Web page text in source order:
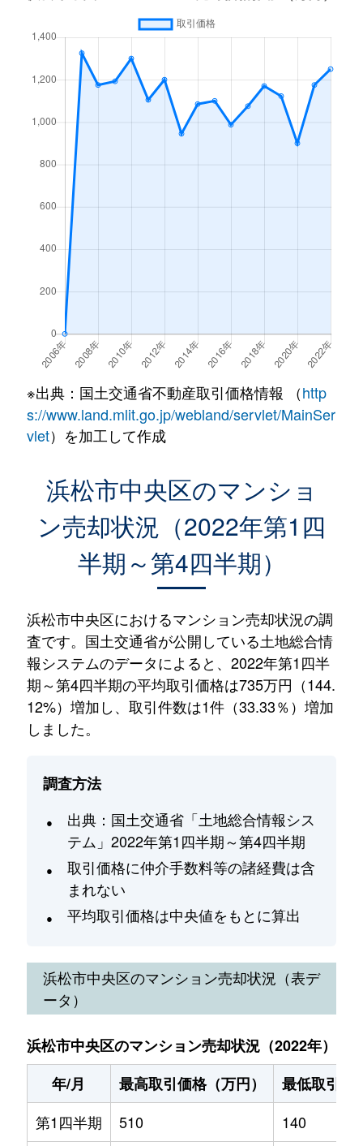
※出典：国土交通省不動産取引価格情報 （http
s://www.land.mlit.go.jp/webland/servlet/MainSer
vlet）を加工して作成
浜松市中央区のマンショ
ン売却状況（2022年第1四
半期～第4四半期）
浜松市中央区におけるマンション売却状況の調
査です。国土交通省が公開している土地総合情
報システムのデータによると、2022年第1四半
期～第4四半期の平均取引価格は735万円（144.
12%）増加し、取引件数は1件（33.33％）増加
しました。
調査方法
出典：国土交通省「土地総合情報シス
テム」2022年第1四半期～第4四半期
取引価格に仲介手数料等の諸経費は含
まれない
平均取引価格は中央値をもとに算出
浜松市中央区のマンション売却状況（表デ
ータ）
浜松市中央区のマンション売却状況（2022年）
年/月
最高取引価格（万円）
最低取引価
第1四半期
510 140